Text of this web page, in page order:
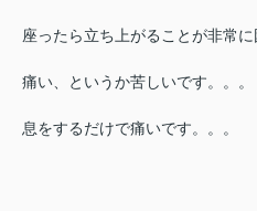
座ったら立ち上がることが非常に
痛い、というか苦しいです。。。
息をするだけで痛いです。。。